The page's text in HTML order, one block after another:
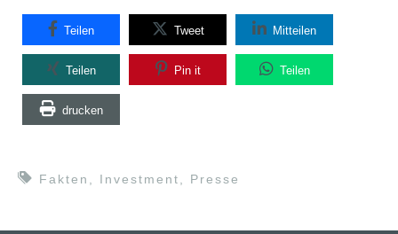
Teilen Tweet Mitteilen
Teilen Pin it Teilen
drucken
Fakten Investment Presse